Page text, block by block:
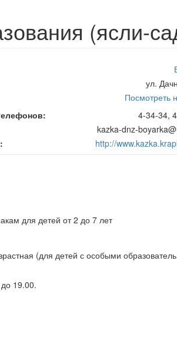
(ясли-
ул.
Посмотреть
4-34-34,
kazka-dnz-
http://
для детей от 2 до 7 лет
(для детей с особыми
19.00.